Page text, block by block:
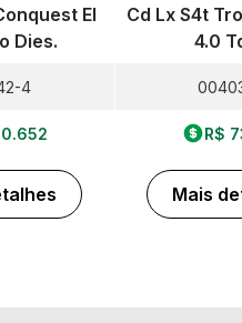
El
Dies.
4
Cd Lx S4t
4.0
R$
Mais